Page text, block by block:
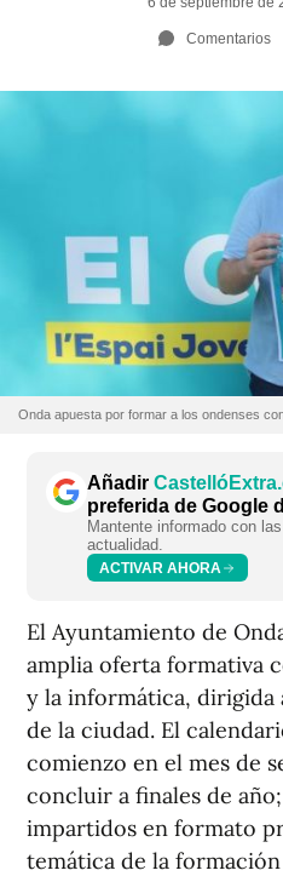
Comentarios
Onda apuesta por formar a los ondenses
Añadir
preferida de Google
Mantente informado con
actualidad.
ACTIVAR AHORA
El Ayuntamiento de
amplia oferta formativa
y la informática, dirigida
de la ciudad. El
comienzo en el mes de
concluir a finales de
impartidos en formato
temática de la